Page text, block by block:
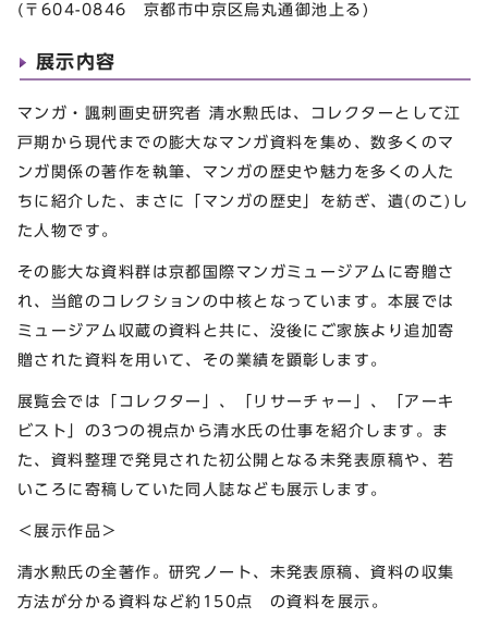
(〒604-0846 京都市中京区烏丸通御池上る)
展示内容
マンガ・諷刺画史研究者 清水勲氏は、コレクターとして江
戸期から現代までの膨大なマンガ資料を集め、数多くのマ
ンガ関係の著作を執筆、マンガの歴史や魅力を多くの人た
ちに紹介した、まさに「マンガの歴史」を紡ぎ、遺(のこ)し
た人物です。
その膨大な資料群は京都国際マンガミュージアムに寄贈さ
れ、当館のコレクションの中核となっています。本展では
ミュージアム収蔵の資料と共に、没後にご家族より追加寄
贈された資料を用いて、その業績を顕彰します。
展覧会では「コレクター」、「リサーチャー」、「アーキ
ビスト」の3つの視点から清水氏の仕事を紹介します。ま
た、資料整理で発見された初公開となる未発表原稿や、若
いころに寄稿していた同人誌なども展示します。
＜展示作品＞
清水勲氏の全著作。研究ノート、未発表原稿、資料の収集
方法が分かる資料など約150点 の資料を展示。